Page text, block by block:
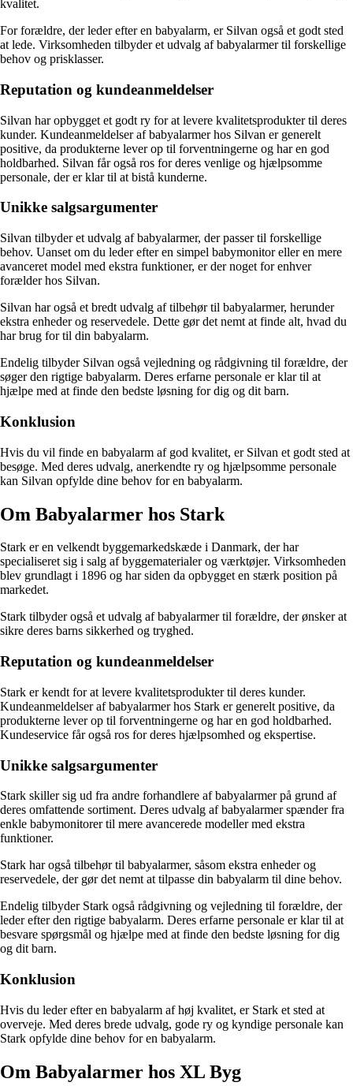
kvalitet.
For forældre, der leder efter en babyalarm, er Silvan også et godt sted
at lede. Virksomheden tilbyder et udvalg af babyalarmer til forskellige
behov og prisklasser.
Reputation og kundeanmeldelser
Silvan har opbygget et godt ry for at levere kvalitetsprodukter til deres
kunder. Kundeanmeldelser af babyalarmer hos Silvan er generelt
positive, da produkterne lever op til forventningerne og har en god
holdbarhed. Silvan får også ros for deres venlige og hjælpsomme
personale, der er klar til at bistå kunderne.
Unikke salgsargumenter
Silvan tilbyder et udvalg af babyalarmer, der passer til forskellige
behov. Uanset om du leder efter en simpel babymonitor eller en mere
avanceret model med ekstra funktioner, er der noget for enhver
forælder hos Silvan.
Silvan har også et bredt udvalg af tilbehør til babyalarmer, herunder
ekstra enheder og reservedele. Dette gør det nemt at finde alt, hvad du
har brug for til din babyalarm.
Endelig tilbyder Silvan også vejledning og rådgivning til forældre, der
søger den rigtige babyalarm. Deres erfarne personale er klar til at
hjælpe med at finde den bedste løsning for dig og dit barn.
Konklusion
Hvis du vil finde en babyalarm af god kvalitet, er Silvan et godt sted at
besøge. Med deres udvalg, anerkendte ry og hjælpsomme personale
kan Silvan opfylde dine behov for en babyalarm.
Om Babyalarmer hos Stark
Stark er en velkendt byggemarkedskæde i Danmark, der har
specialiseret sig i salg af byggematerialer og værktøjer. Virksomheden
blev grundlagt i 1896 og har siden da opbygget en stærk position på
markedet.
Stark tilbyder også et udvalg af babyalarmer til forældre, der ønsker at
sikre deres barns sikkerhed og tryghed.
Reputation og kundeanmeldelser
Stark er kendt for at levere kvalitetsprodukter til deres kunder.
Kundeanmeldelser af babyalarmer hos Stark er generelt positive, da
produkterne lever op til forventningerne og har en god holdbarhed.
Kundeservice får også ros for deres hjælpsomhed og ekspertise.
Unikke salgsargumenter
Stark skiller sig ud fra andre forhandlere af babyalarmer på grund af
deres omfattende sortiment. Deres udvalg af babyalarmer spænder fra
enkle babymonitorer til mere avancerede modeller med ekstra
funktioner.
Stark har også tilbehør til babyalarmer, såsom ekstra enheder og
reservedele, der gør det nemt at tilpasse din babyalarm til dine behov.
Endelig tilbyder Stark også rådgivning og vejledning til forældre, der
leder efter den rigtige babyalarm. Deres erfarne personale er klar til at
besvare spørgsmål og hjælpe med at finde den bedste løsning for dig
og dit barn.
Konklusion
Hvis du leder efter en babyalarm af høj kvalitet, er Stark et sted at
overveje. Med deres brede udvalg, gode ry og kyndige personale kan
Stark opfylde dine behov for en babyalarm.
Om Babyalarmer hos XL Byg